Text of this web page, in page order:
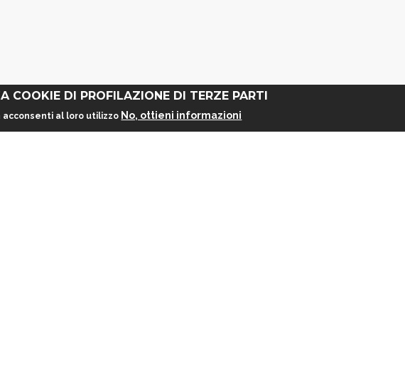
COOKIE DI PROFILAZIONE DI TERZE PARTI
acconsenti al loro utilizzo No, ottieni informazioni